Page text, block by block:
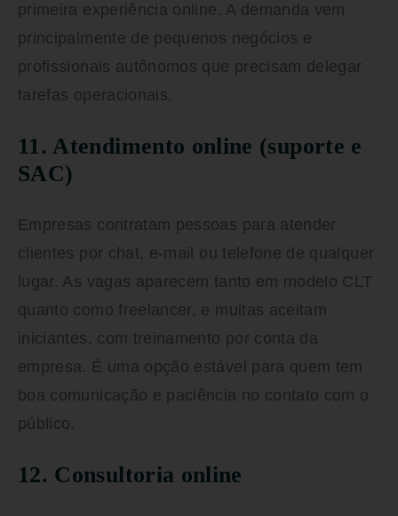
primeira experiência online. A demanda vem
principalmente de pequenos negócios e
profissionais autônomos que precisam delegar
tarefas operacionais.
11. Atendimento online (suporte e
SAC)
Empresas contratam pessoas para atender
clientes por chat, e-mail ou telefone de qualquer
lugar. As vagas aparecem tanto em modelo CLT
quanto como freelancer, e muitas aceitam
iniciantes, com treinamento por conta da
empresa. É uma opção estável para quem tem
boa comunicação e paciência no contato com o
público.
12. Consultoria online